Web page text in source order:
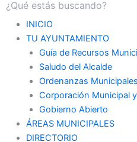
INICIO
TU AYUNTAMIENTO
Guía de Recursos
Saludo del Alcalde
Ordenanzas Municipales
Corporación Municipal
Gobierno Abierto
ÁREAS MUNICIPALES
DIRECTORIO